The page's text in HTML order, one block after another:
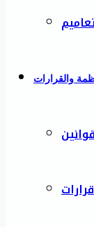
والقرارات
قرارات